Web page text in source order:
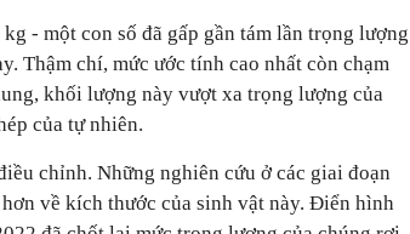
- một con số đã gấp gần tám lần trọng lượng
Thậm chí, mức ước tính cao nhất còn chạm
khối lượng này vượt xa trọng lượng của
của tự nhiên.
chỉnh. Những nghiên cứu ở các giai đoạn
về kích thước của sinh vật này. Điển hình